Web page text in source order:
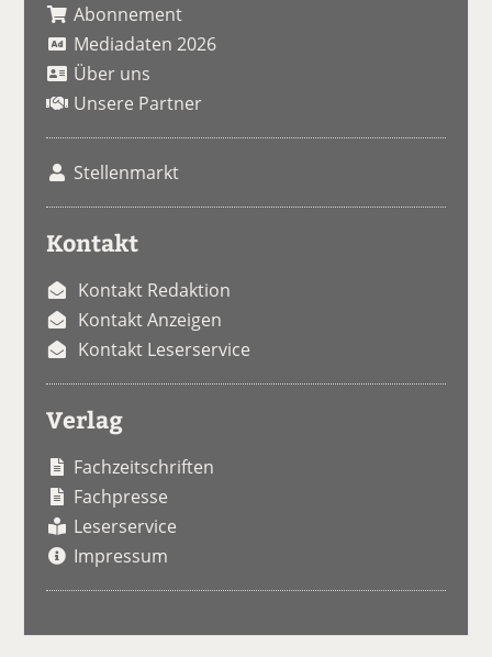
Abonnement
Mediadaten 2026
Über uns
Unsere Partner
Stellenmarkt
Kontakt
Kontakt Redaktion
Kontakt Anzeigen
Kontakt Leserservice
Verlag
Fachzeitschriften
Fachpresse
Leserservice
Impressum